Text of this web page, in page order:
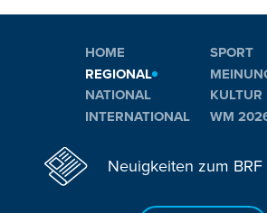
HOME
REGIONAL
NATIONAL
INTERNATIONAL
SPORT
KULTUR
WM
Neuigkeiten zum